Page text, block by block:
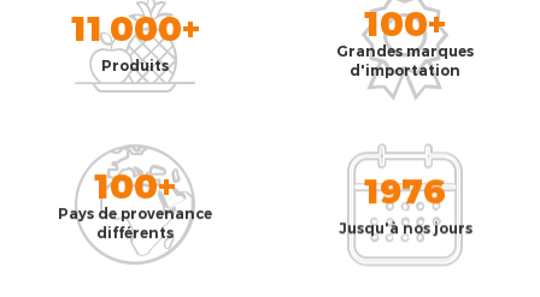
11 000+
Produits
100+
Grandes marques
d'importation
100+
Pays de provenance
différents
1976
Jusqu'à nos jours